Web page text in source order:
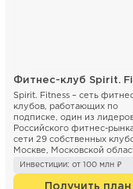
Фитнес-клуб Spirit.
Spirit. Fitness – сеть
клубов, работающих по
подписке, один из
Российского фитнес-
сети 29 собственных
Москве, Московской
Санкт- Петербурге.
Инвестиции: от 100 млн ₽
Получить план